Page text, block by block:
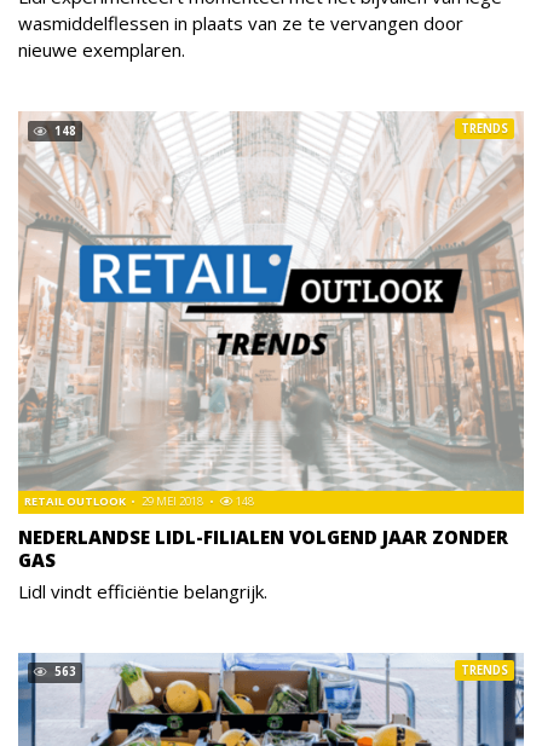
wasmiddelflessen in plaats van ze te vervangen door
nieuwe exemplaren.
148
NEDERLANDSE LIDL-FILIALEN VOLGEND JAAR ZONDER
GAS
RETAIL OUTLOOK 29 MEI 2018 148
TRENDS
Lidl vindt efficiëntie belangrijk.
563 TRENDS